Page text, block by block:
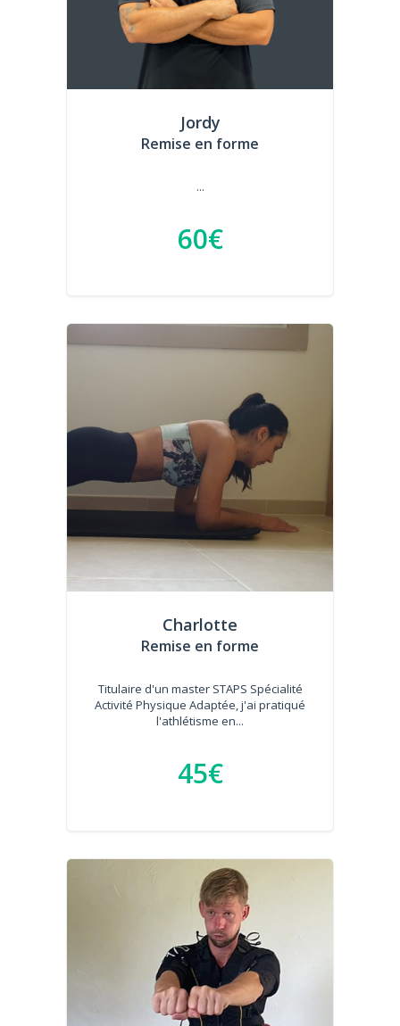
Jordy
Remise en forme
...
60€
Charlotte
Remise en forme
Titulaire d'un master STAPS Spécialité
Activité Physique Adaptée, j'ai pratiqué
l'athlétisme en...
45€